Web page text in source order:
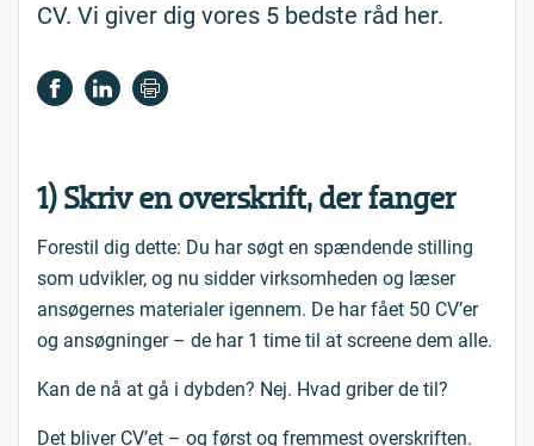
CV. Vi giver dig vores 5 bedste råd her.
1) Skriv en overskrift, der fanger
Forestil dig dette: Du har søgt en spændende stilling
som udvikler, og nu sidder virksomheden og læser
ansøgernes materialer igennem. De har fået 50 CV’er
og ansøgninger – de har 1 time til at screene dem alle.
Kan de nå at gå i dybden? Nej. Hvad griber de til?
Det bliver CV’et – og først og fremmest overskriften.